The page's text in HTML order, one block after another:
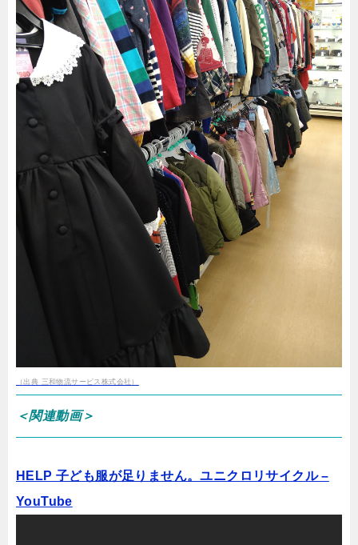
（出典 三和物流サービス株式会社）
＜関連動画＞
HELP 子ども服が足りません。ユニクロリサイクル –
YouTube